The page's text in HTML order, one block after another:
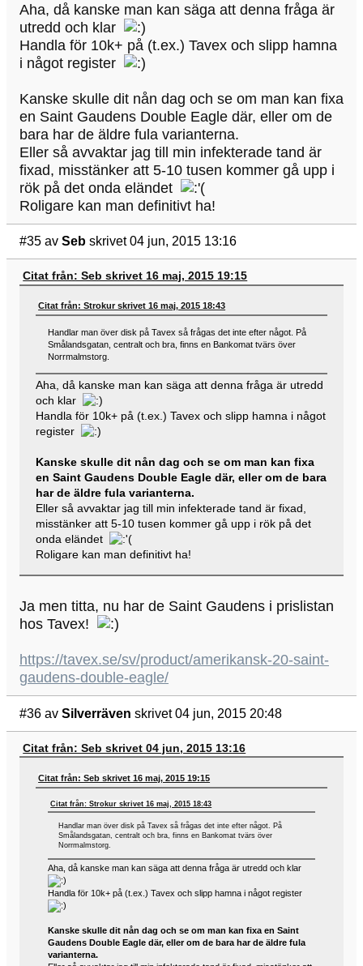
Aha, då kanske man kan säga att denna fråga är
utredd och klar
Handla för 10k+ på (t.ex.) Tavex och slipp hamna
i något register
Kanske skulle dit nån dag och se om man kan fixa
en Saint Gaudens Double Eagle där, eller om de
bara har de äldre fula varianterna.
Eller så avvaktar jag till min infekterade tand är
fixad, misstänker att 5-10 tusen kommer gå upp i
rök på det onda eländet
Roligare kan man definitivt ha!
#35 av Seb skrivet 04 jun, 2015 13:16
Citat från: Seb skrivet 16 maj, 2015 19:15
Citat från: Strokur skrivet 16 maj, 2015 18:43
Handlar man över disk på Tavex så frågas det inte efter något. På
Smålandsgatan, centralt och bra, finns en Bankomat tvärs över
Norrmalmstorg.
Aha, då kanske man kan säga att denna fråga är utredd
och klar
Handla för 10k+ på (t.ex.) Tavex och slipp hamna i något
register
Kanske skulle dit nån dag och se om man kan fixa
en Saint Gaudens Double Eagle där, eller om de bara
har de äldre fula varianterna.
Eller så avvaktar jag till min infekterade tand är fixad,
misstänker att 5-10 tusen kommer gå upp i rök på det
onda eländet
Roligare kan man definitivt ha!
Ja men titta, nu har de Saint Gaudens i prislistan
hos Tavex!
https://tavex.se/sv/product/amerikansk-20-saint-
gaudens-double-eagle/
#36 av Silverräven skrivet 04 jun, 2015 20:48
Citat från: Seb skrivet 04 jun, 2015 13:16
Citat från: Seb skrivet 16 maj, 2015 19:15
Citat från: Strokur skrivet 16 maj, 2015 18:43
Handlar man över disk på Tavex så frågas det inte efter något. På
Smålandsgatan, centralt och bra, finns en Bankomat tvärs över
Norrmalmstorg.
Aha, då kanske man kan säga att denna fråga är utredd och klar
Handla för 10k+ på (t.ex.) Tavex och slipp hamna i något register
Kanske skulle dit nån dag och se om man kan fixa en Saint
Gaudens Double Eagle där, eller om de bara har de äldre fula
varianterna.